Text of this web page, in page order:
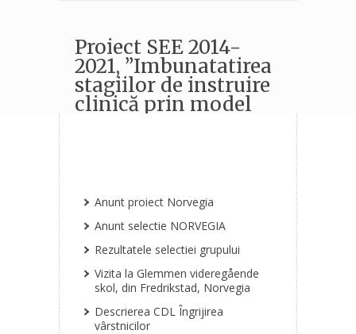
Proiect SEE 2014-
2021, ”Imbunatatirea
stagiilor de instruire
clinică prin model
Anunt proiect Norvegia
Anunt selectie NORVEGIA
Rezultatele selectiei grupului
Vizita la Glemmen videregående
skol, din Fredrikstad, Norvegia
Descrierea CDL Îngrijirea
vârstnicilor